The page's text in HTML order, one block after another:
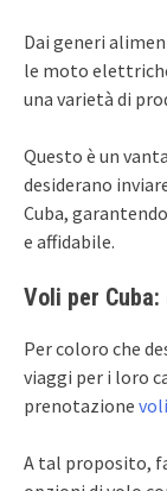
Dai generi
le moto
una varietà di
Questo è un
desiderano
Cuba,
e affidabile.
Voli per
Per coloro che
viaggi per i loro
prenotazione
A tal proposito,